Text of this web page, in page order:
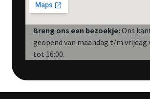
Breng ons een bezoekje:Ons
geopend van maandag t/m vrijdag
tot 16:00.